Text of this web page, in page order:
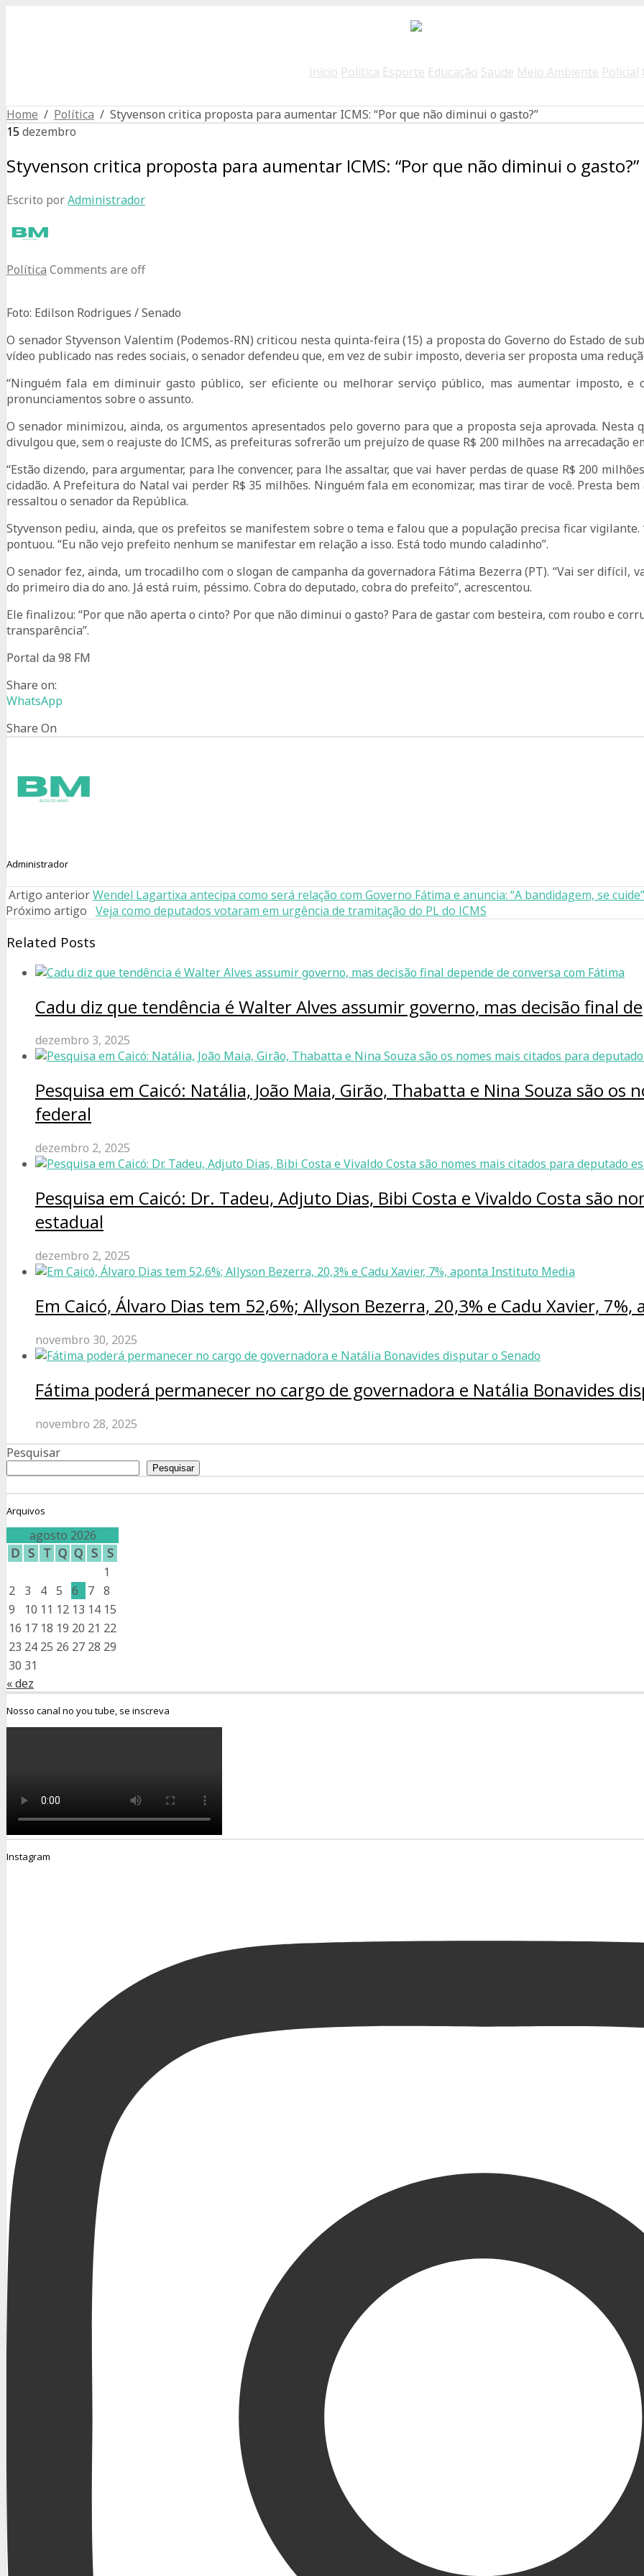
Início Política Esporte Educação Saúde Meio Ambiente Policial
Home / Política / Styvenson critica proposta para aumentar ICMS: “Por que não diminui o gasto?”
15dezembro
Styvenson critica proposta para aumentar ICMS: “Por que não diminui o gasto?”
Escrito porAdministrador
Política Comments are off
Foto: Edilson Rodrigues / Senado
O senador Styvenson Valentim (Podemos-RN) criticou nesta quinta-feira (15) a proposta do Governo do Estado de
vídeo publicado nas redes sociais, o senador defendeu que, em vez de subir imposto, deveria ser proposta uma
“Ninguém fala em diminuir gasto público, ser eficiente ou melhorar serviço público, mas aumentar imposto, e
pronunciamentos sobre o assunto.
O senador minimizou, ainda, os argumentos apresentados pelo governo para que a proposta seja aprovada. Nesta
divulgou que, sem o reajuste do ICMS, as prefeituras sofrerão um prejuízo de quase R$ 200 milhões na arrecadação
“Estão dizendo, para argumentar, para lhe convencer, para lhe assaltar, que vai haver perdas de quase R$ 200
cidadão. A Prefeitura do Natal vai perder R$ 35 milhões. Ninguém fala em economizar, mas tirar de você. Presta
ressaltou o senador da República.
Styvenson pediu, ainda, que os prefeitos se manifestem sobre o tema e falou que a população precisa ficar
pontuou. “Eu não vejo prefeito nenhum se manifestar em relação a isso. Está todo mundo caladinho”.
O senador fez, ainda, um trocadilho com o slogan de campanha da governadora Fátima Bezerra (PT). “Vai ser difícil,
do primeiro dia do ano. Já está ruim, péssimo. Cobra do deputado, cobra do prefeito”, acrescentou.
Ele finalizou: “Por que não aperta o cinto? Por que não diminui o gasto? Para de gastar com besteira, com roubo e
transparência”.
Portal da 98 FM
Share on:
WhatsApp
Share On
Administrador
Artigo anteriorWendel Lagartixa antecipa como será relação com Governo Fátima e anuncia: “A bandidagem, se cuide”
Próximo artigo Veja como deputados votaram em urgência de tramitação do PL do ICMS
Related Posts
Cadu diz que tendência é Walter Alves assumir governo, mas decisão final
dezembro 3, 2025
Pesquisa em Caicó: Natália, João Maia, Girão, Thabatta e Nina Souza são
federal
dezembro 2, 2025
Pesquisa em Caicó: Dr. Tadeu, Adjuto Dias, Bibi Costa e Vivaldo Costa são
estadual
dezembro 2, 2025
Em Caicó, Álvaro Dias tem 52,6%; Allyson Bezerra, 20,3% e Cadu Xavier,
novembro 30, 2025
Fátima poderá permanecer no cargo de governadora e Natália Bonavides
novembro 28, 2025
Pesquisar
Pesquisar
Arquivos
agosto 2026
D S T Q Q S
S
1
2
3 4 5 6 7 8
9
10 11 12 13 14 15
16 17 18 19 20 21 22
23 24 25 26 27 28 29
30 31
« dez
Nosso canal no you tube, se inscreva
Instagram